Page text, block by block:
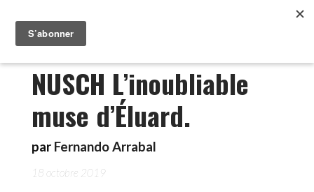
NUSCH L’inoubliable
muse d’Éluard.
par Fernando Arrabal
18 octobre 2019